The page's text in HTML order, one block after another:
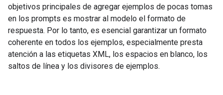
objetivos principales de agregar ejemplos de pocas tomas
en los prompts es mostrar al modelo el formato de
respuesta. Por lo tanto, es esencial garantizar un formato
coherente en todos los ejemplos, especialmente presta
atención a las etiquetas XML, los espacios en blanco, los
saltos de línea y los divisores de ejemplos.